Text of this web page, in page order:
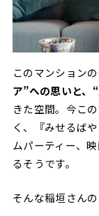
このマンション
ア”への思いと、
きた空間。今こ
く、『みせるば
ムパーティー、
るそうです。
そんな稲垣さん